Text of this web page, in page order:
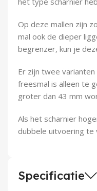
Op deze mallen zijn
mal ook de dieper
begrenzer, kun je
Er zijn twee
freesmal is alleen te
groter dan 43 mm
Als het scharnier
dubbele uitvoering te
Specificatie